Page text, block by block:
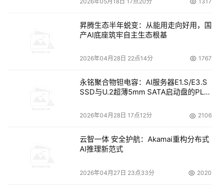
昇腾生态半年蜕变：从能用走向好用，国
产AI底座筑牢自主生态根基
2026年04月28日 22点14分 1767
永铭聚合物钽电容：AI服务器E1.S/E3.S
SSD与U.2超薄5mm SATA启动盘的PLP
2026年04月28日 17点12分 2106
云智一体 安全护航：Akamai重构分布式
AI推理新范式
2026年04月27日 23点33分 2020